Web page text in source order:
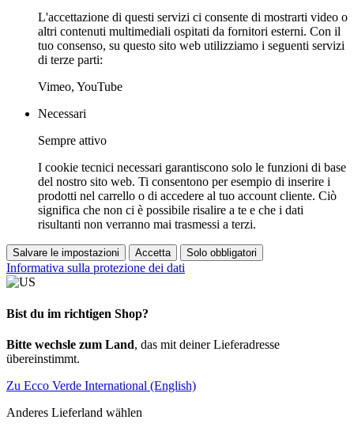
L'accettazione di questi servizi ci consente di mostrarti video o
altri contenuti multimediali ospitati da fornitori esterni. Con il
tuo consenso, su questo sito web utilizziamo i seguenti servizi
di terze parti:
Vimeo, YouTube
Necessari
Sempre attivo
I cookie tecnici necessari garantiscono solo le funzioni di base
del nostro sito web. Ti consentono per esempio di inserire i
prodotti nel carrello o di accedere al tuo account cliente. Ciò
significa che non ci è possibile risalire a te e che i dati
risultanti non verranno mai trasmessi a terzi.
Salvare le impostazioni Accetta Solo obbligatori
Informativa sulla protezione dei dati
Bist du im richtigen Shop?
Bitte wechsle zum Land, das mit deiner Lieferadresse
übereinstimmt.
Zu Ecco Verde International (English)
Anderes Lieferland wählen